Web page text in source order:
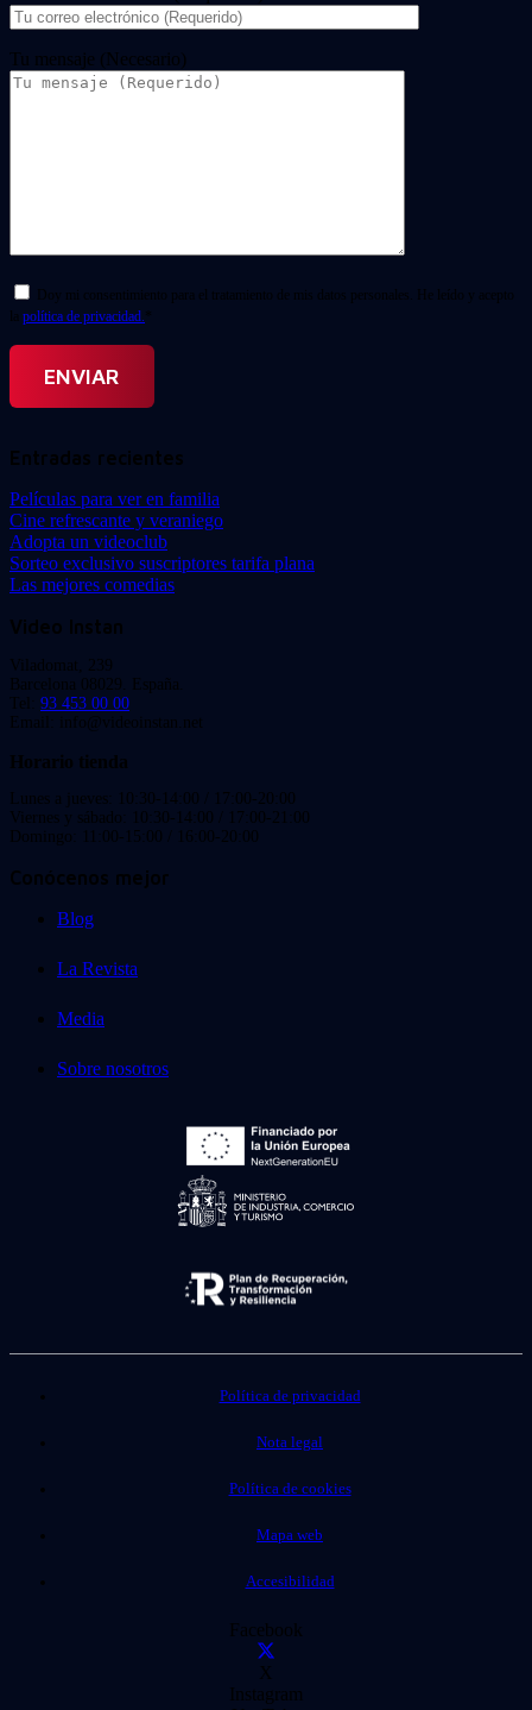
Tu mensaje (Necesario)
Doy mi consentimiento para el tratamiento de mis datos personales. He leído y acepto
la política de privacidad. *
Entradas recientes
Películas para ver en familia
Cine refrescante y veraniego
Adopta un videoclub
Sorteo exclusivo suscriptores tarifa plana
Las mejores comedias
Video Instan
Viladomat, 239
Barcelona 08029. España.
Tel: 93 453 00 00
Email: info@videoinstan.net
Horario tienda
Lunes a jueves: 10:30-14:00 / 17:00-20:00
Viernes y sábado: 10:30-14:00 / 17:00-21:00
Domingo: 11:00-15:00 / 16:00-20:00
Conócenos mejor
Blog
La Revista
Media
Sobre nosotros
Política de privacidad
Nota legal
Política de cookies
Mapa web
Accesibilidad
Facebook
X
Instagram